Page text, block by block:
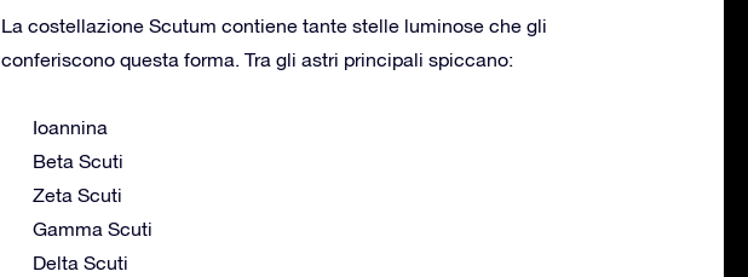
La costellazione Scutum contiene tante stelle luminose che gli
conferiscono questa forma. Tra gli astri principali spiccano:
Ioannina
Beta Scuti
Zeta Scuti
Gamma Scuti
Delta Scuti